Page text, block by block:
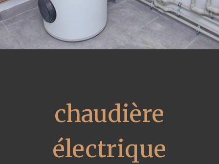
chaudière
électrique